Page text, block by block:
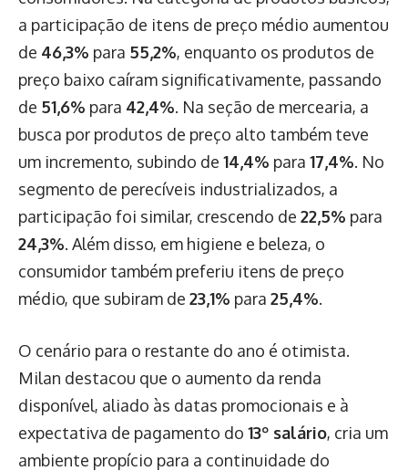
a participação de itens de preço médio aumentou
de 46,3% para 55,2%, enquanto os produtos de
preço baixo caíram significativamente, passando
de 51,6% para 42,4%. Na seção de mercearia, a
busca por produtos de preço alto também teve
um incremento, subindo de 14,4% para 17,4%. No
segmento de perecíveis industrializados, a
participação foi similar, crescendo de 22,5% para
24,3%. Além disso, em higiene e beleza, o
consumidor também preferiu itens de preço
médio, que subiram de 23,1% para 25,4%.
O cenário para o restante do ano é otimista.
Milan destacou que o aumento da renda
disponível, aliado às datas promocionais e à
expectativa de pagamento do 13º salário, cria um
ambiente propício para a continuidade do